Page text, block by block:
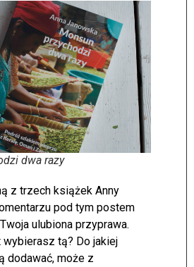
dwa razy
z trzech książek Anny
pod tym postem
ulubiona przyprawa.
wybierasz tą? Do jakiej
dodawać, może z